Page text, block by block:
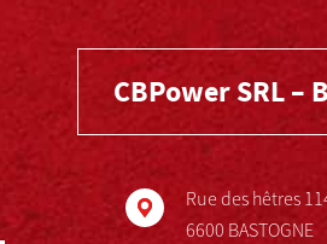
CBPower SRL –
Rue des hêtres
6600 BASTOGNE